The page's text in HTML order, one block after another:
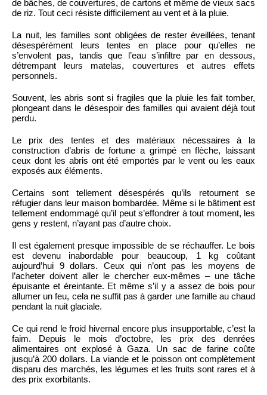
de bâches, de couvertures, de cartons et même de vieux sacs
de riz. Tout ceci résiste difficilement au vent et à la pluie.
La nuit, les familles sont obligées de rester éveillées, tenant
désespérément leurs tentes en place pour qu’elles ne
s’envolent pas, tandis que l’eau s’infiltre par en dessous,
détrempant leurs matelas, couvertures et autres effets
personnels.
Souvent, les abris sont si fragiles que la pluie les fait tomber,
plongeant dans le désespoir des familles qui avaient déjà tout
perdu.
Le prix des tentes et des matériaux nécessaires à la
construction d’abris de fortune a grimpé en flèche, laissant
ceux dont les abris ont été emportés par le vent ou les eaux
exposés aux éléments.
Certains sont tellement désespérés qu’ils retournent se
réfugier dans leur maison bombardée. Même si le bâtiment est
tellement endommagé qu’il peut s’effondrer à tout moment, les
gens y restent, n’ayant pas d’autre choix.
Il est également presque impossible de se réchauffer. Le bois
est devenu inabordable pour beaucoup, 1 kg coûtant
aujourd’hui 9 dollars. Ceux qui n’ont pas les moyens de
l’acheter doivent aller le chercher eux-mêmes – une tâche
épuisante et éreintante. Et même s’il y a assez de bois pour
allumer un feu, cela ne suffit pas à garder une famille au chaud
pendant la nuit glaciale.
Ce qui rend le froid hivernal encore plus insupportable, c’est la
faim. Depuis le mois d’octobre, les prix des denrées
alimentaires ont explosé à Gaza. Un sac de farine coûte
jusqu’à 200 dollars. La viande et le poisson ont complètement
disparu des marchés, les légumes et les fruits sont rares et à
des prix exorbitants.